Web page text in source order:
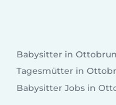
Babysitter in
Tagesmütter in
Babysitter Jobs in